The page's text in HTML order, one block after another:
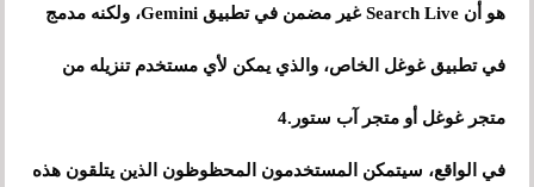
هو أن Search Live غير مضمن في تطبيق Gemini، ولكنه مدمج
في تطبيق غوغل الخاص، والذي يمكن لأي مستخدم تنزيله من
متجر غوغل أو متجر آب ستور.4
في الواقع، سيتمكن المستخدمون المحظوظون الذين يتلقون هذه